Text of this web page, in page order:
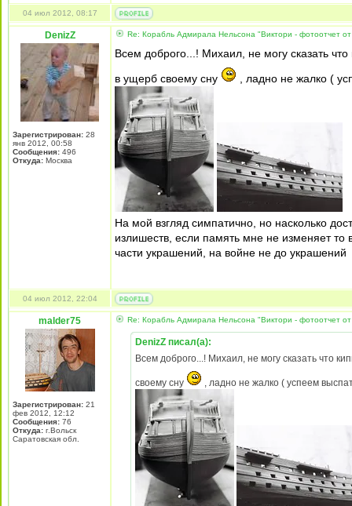
04 июл 2012, 08:17
DenizZ
Зарегистрирован: 28
янв 2012, 00:58
Сообщения: 496
Откуда: Москва
Re: Корабль Адмирала Нельсона "Виктори - фотоотчет от
Всем доброго...! Михаил, не могу сказать
в ущерб своему сну
, ладно не жалко (
На мой взгляд симпатично, но насколько
излишеств, если память мне не изменяет
части украшений, на войне не до украшений
04 июл 2012, 22:04
malder75
Зарегистрирован: 21
фев 2012, 12:12
Сообщения: 76
Откуда: г.Вольск
Саратовская обл.
Re: Корабль Адмирала Нельсона "Виктори - фотоотчет от
DenizZ писал(а):
Всем доброго...! Михаил, не могу сказать что
своему сну , ладно не жалко ( успеем